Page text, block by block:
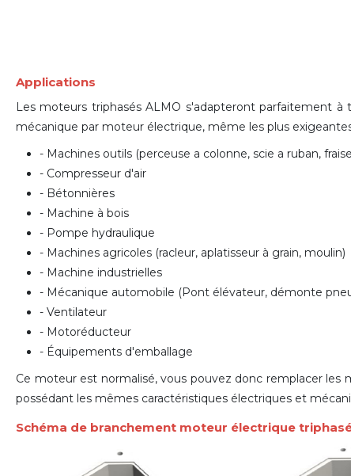
Applications
Les moteurs triphasés ALMO s'adapteront parfaitement à
mécanique par moteur électrique, même les plus
- Machines outils (perceuse a colonne, scie a ruban,
- Compresseur d'air
- Bétonnières
- Machine à bois
- Pompe hydraulique
- Machines agricoles (racleur, aplatisseur à grain, moulin)
- Machine industrielles
- Mécanique automobile (Pont élévateur, démonte
- Ventilateur
- Motoréducteur
- Équipements d'emballage
Ce moteur est normalisé, vous pouvez donc remplacer les
possédant les mêmes caractéristiques électriques et
Schéma de branchement moteur électrique